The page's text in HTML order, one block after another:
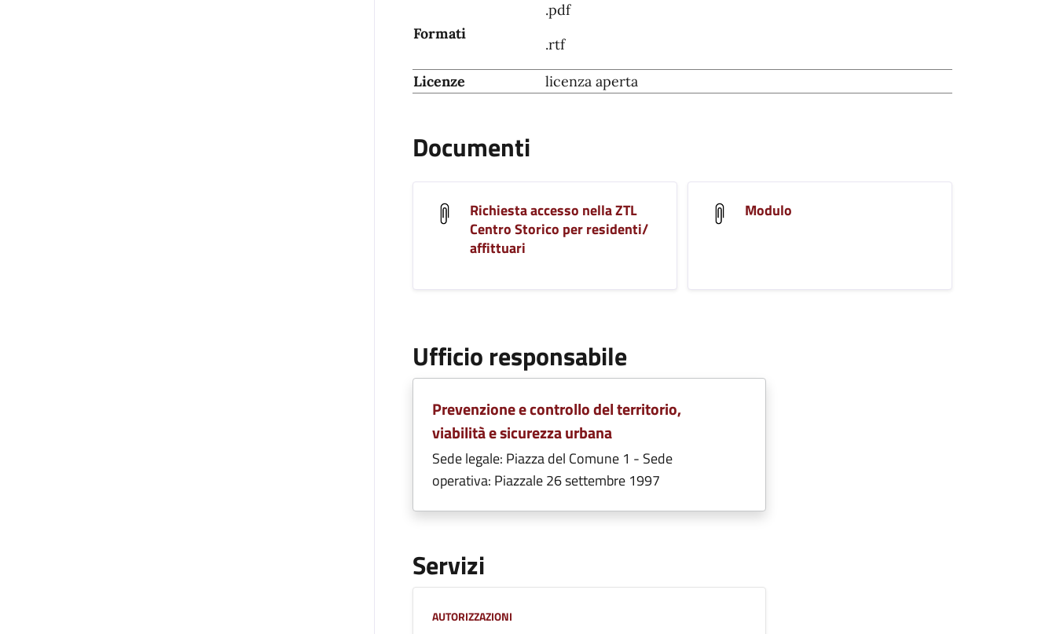
Formati
.pdf
.rtf
Licenze licenza aperta
Documenti
Richiesta accesso nella ZTL
Centro Storico per residenti/
affittuari
Modulo
Ufficio responsabile
Prevenzione e controllo del territorio,
viabilità e sicurezza urbana
Sede legale: Piazza del Comune 1 - Sede
operativa: Piazzale 26 settembre 1997
Servizi
Categoria:
AUTORIZZAZIONI